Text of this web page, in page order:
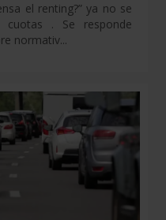
el renting?” ya no se
cuotas . Se responde
normativ...